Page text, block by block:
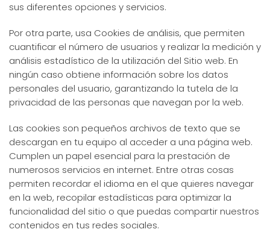
sus diferentes opciones y servicios.
Por otra parte, usa Cookies de análisis, que permiten
cuantificar el número de usuarios y realizar la medición y
análisis estadístico de la utilización del Sitio web. En
ningún caso obtiene información sobre los datos
personales del usuario, garantizando la tutela de la
privacidad de las personas que navegan por la web.
Las cookies son pequeños archivos de texto que se
descargan en tu equipo al acceder a una página web.
Cumplen un papel esencial para la prestación de
numerosos servicios en internet. Entre otras cosas
permiten recordar el idioma en el que quieres navegar
en la web, recopilar estadísticas para optimizar la
funcionalidad del sitio o que puedas compartir nuestros
contenidos en tus redes sociales.